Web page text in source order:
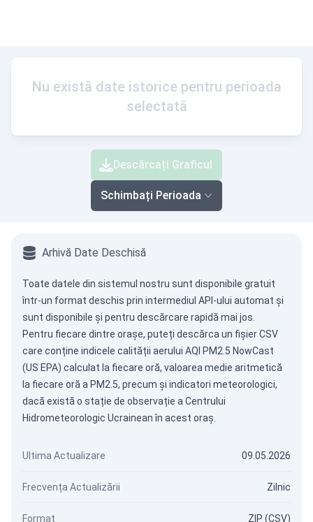
Nu există date istorice pentru perioada
selectată
Descărcați Graficul
Schimbați Perioada
Arhivă Date Deschisă
Toate datele din sistemul nostru sunt disponibile gratuit
într-un format deschis prin intermediul API-ului automat și
sunt disponibile și pentru descărcare rapidă mai jos.
Pentru fiecare dintre orașe, puteți descărca un fișier CSV
care conține indicele calității aerului AQI PM2.5 NowCast
(US EPA) calculat la fiecare oră, valoarea medie aritmetică
la fiecare oră a PM2.5, precum și indicatori meteorologici,
dacă există o stație de observație a Centrului
Hidrometeorologic Ucrainean în acest oraș.
Ultima Actualizare 09.05.2026
Frecvența Actualizării Zilnic
Format ZIP (CSV)